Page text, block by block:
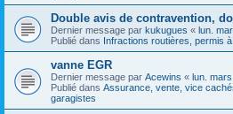
Double avis de contravention,
Dernier message par kukugues « lun.
Publié dans Infractions routières, permis
vanne EGR
Dernier message par Acewins « lun.
Publié dans Assurance, vente, vice
garagistes